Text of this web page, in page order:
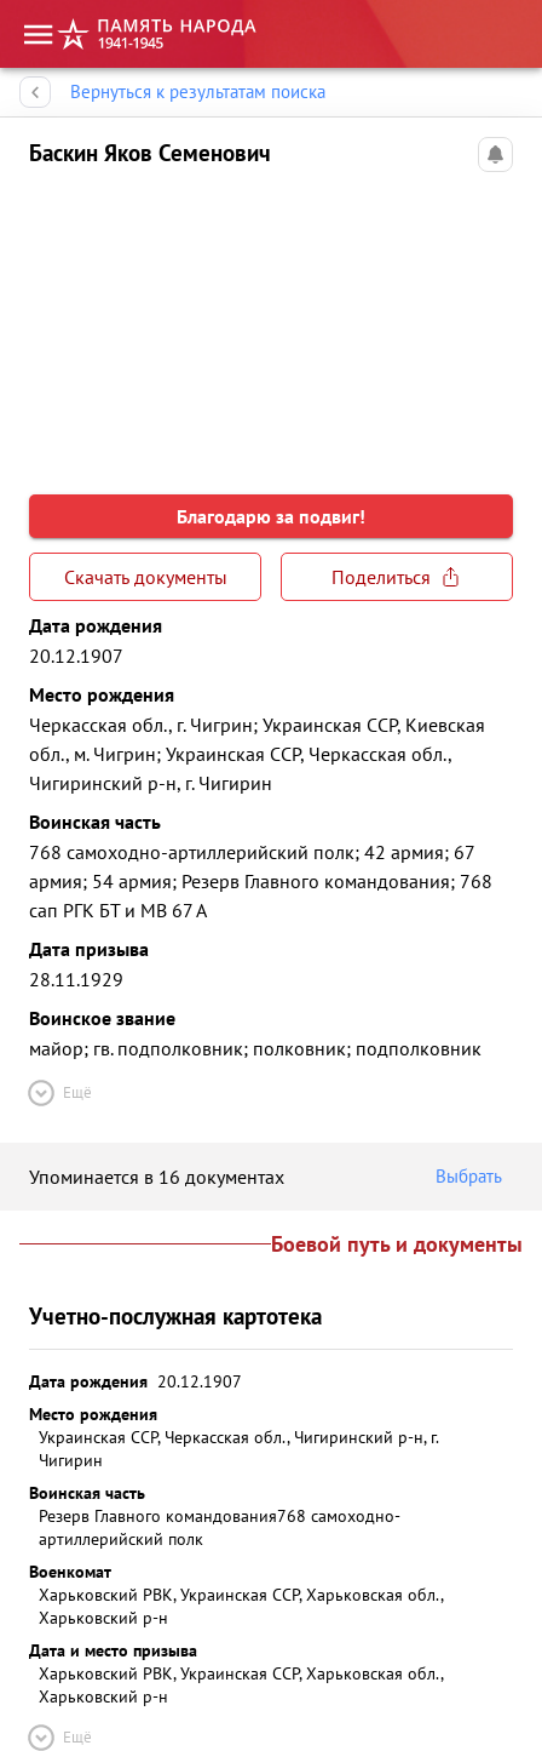
Вернуться к результатам поиска
Баскин Яков Семенович
Благодарю за подвиг!
Скачать документы
Поделиться
Дата рождения
20.12.1907
Место рождения
Черкасская обл., г. Чигрин; Украинская ССР, Киевская
обл., м. Чигрин; Украинская ССР, Черкасская обл.,
Чигиринский р-н, г. Чигирин
Воинская часть
768 самоходно-артиллерийский полк; 42 армия; 67
армия; 54 армия; Резерв Главного командования; 768
сап РГК БТ и МВ 67 А
Дата призыва
28.11.1929
Воинское звание
майор; гв. подполковник; полковник; подполковник
Ещё
Упоминается в 16 документах Выбрать
Боевой путь и документы
Учетно-послужная картотека
Дата рождения 20.12.1907
Место рождения
Украинская ССР, Черкасская обл., Чигиринский р-н, г.
Чигирин
Воинская часть
Резерв Главного командования768 самоходно-
артиллерийский полк
Военкомат
Харьковский РВК, Украинская ССР, Харьковская обл.,
Харьковский р-н
Дата и место призыва
Харьковский РВК, Украинская ССР, Харьковская обл.,
Харьковский р-н
Ещё
Память народа